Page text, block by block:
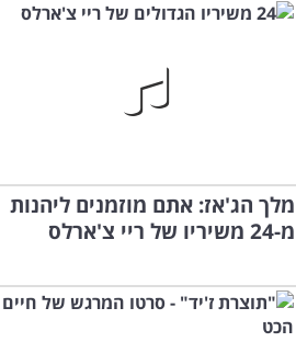
מלך הג'אז: אתם מוזמנים ליהנות
מ-24 משיריו של ריי צ'ארלס